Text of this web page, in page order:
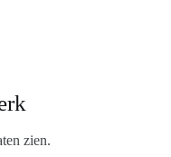
zien.